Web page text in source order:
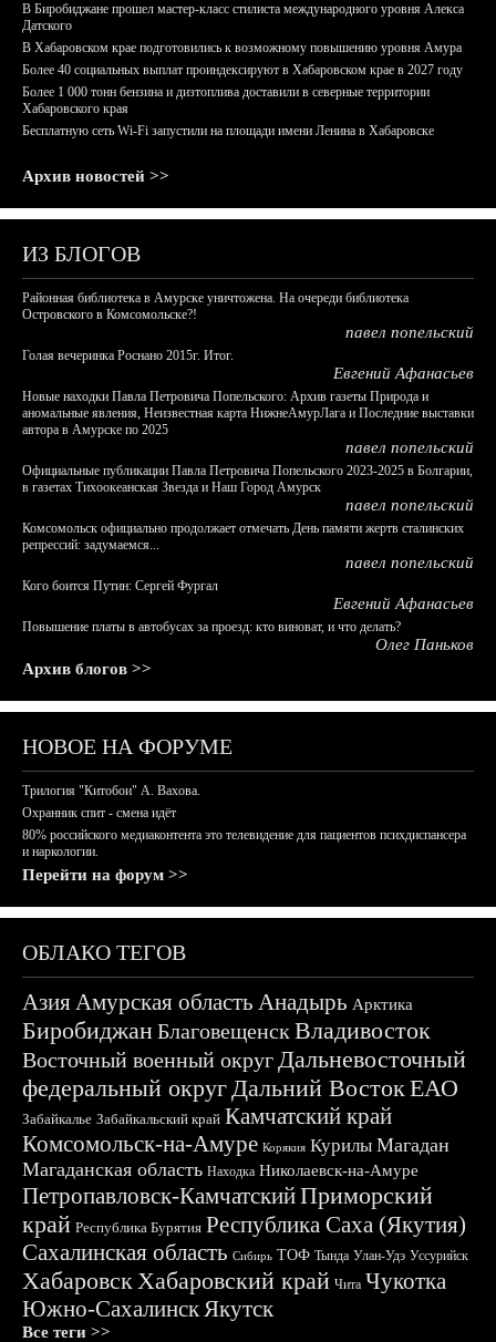
В Биробиджане прошел мастер-класс стилиста международного уровня Алекса
Датского
В Хабаровском крае подготовились к возможному повышению уровня Амура
Более 40 социальных выплат проиндексируют в Хабаровском крае в 2027 году
Более 1 000 тонн бензина и дизтоплива доставили в северные территории
Хабаровского края
Бесплатную сеть Wi-Fi запустили на площади имени Ленина в Хабаровске
Архив новостей >>
ИЗ БЛОГОВ
Районная библиотека в Амурске уничтожена. На очереди библиотека
Островского в Комсомольске?!
павел попельский
Голая вечеринка Роснано 2015г. Итог.
Евгений Афанасьев
Новые находки Павла Петровича Попельского: Архив газеты Природа и
аномальные явления, Неизвестная карта НижнеАмурЛага и Последние выставки
автора в Амурске по 2025
павел попельский
Официальные публикации Павла Петровича Попельского 2023-2025 в Болгарии,
в газетах Тихоокеанская Звезда и Наш Город Амурск
павел попельский
Комсомольск официально продолжает отмечать День памяти жертв сталинских
репрессий: задумаемся...
павел попельский
Кого боится Путин: Сергей Фургал
Евгений Афанасьев
Повышение платы в автобусах за проезд: кто виноват, и что делать?
Олег Паньков
Архив блогов >>
НОВОЕ НА ФОРУМЕ
Трилогия "Китобои" А. Вахова.
Охранник спит - смена идёт
80% российского медиаконтента это телевидение для пациентов психдиспансера
и наркологии.
Перейти на форум >>
ОБЛАКО ТЕГОВ
АзияАмурская область Анадырь Арктика
БиробиджанБлаговещенскВладивосток
Восточный военный округДальневосточный
федеральный округДальний ВостокЕАО
Забайкалье Забайкальский край Камчатский край
Комсомольск-на-Амуре Корякия Курилы Магадан
Магаданская область Находка Николаевск-на-Амуре
Петропавловск-КамчатскийПриморский
край Республика Бурятия Республика Саха (Якутия)
Сахалинская область Сибирь ТОФ Тында Улан-Удэ Уссурийск
ХабаровскХабаровский край Чита Чукотка
Южно-СахалинскЯкутск
Все теги >>